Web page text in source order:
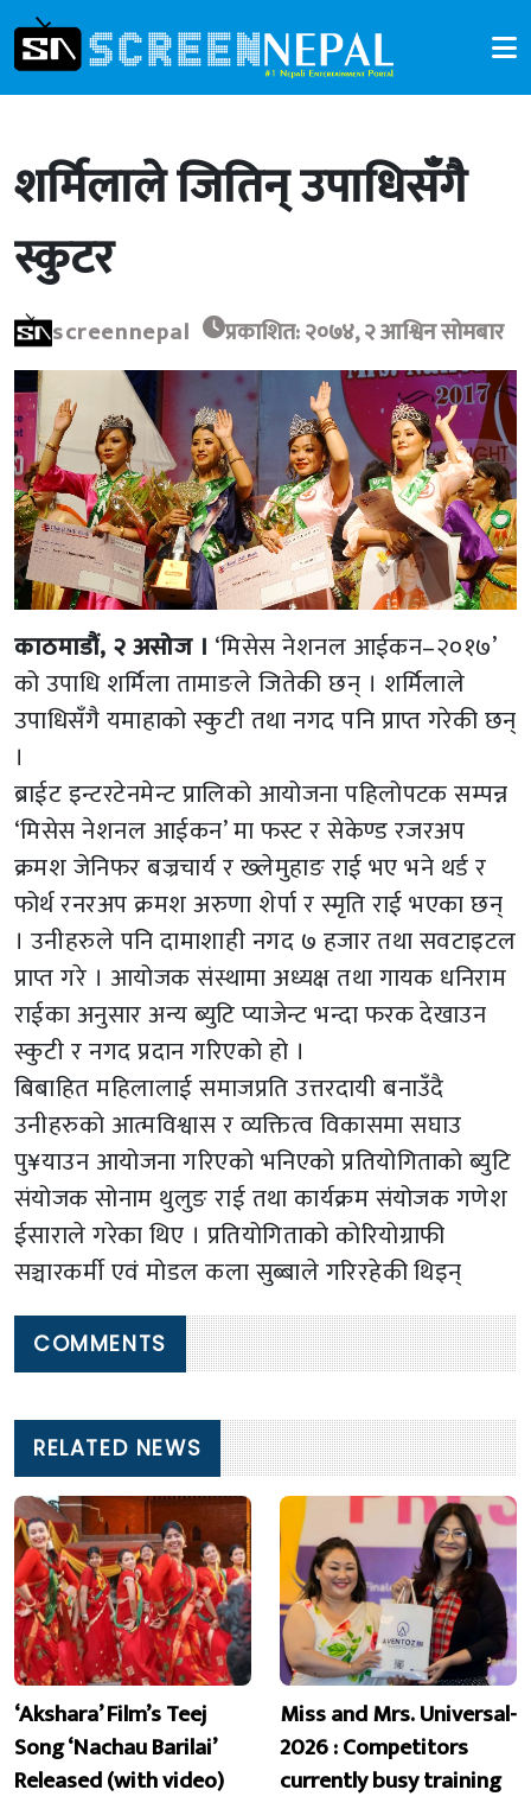
शर्मिलाले जितिन् उपाधिसँगै
स्कुटर
screennepal प्रकाशित: २०७४, २ आश्विन सोमबार
काठमाडौं, २ असोज । ‘मिसेस नेशनल आईकन–२०१७’
को उपाधि शर्मिला तामाङले जितेकी छन् । शर्मिलाले
उपाधिसँगै यमाहाको स्कुटी तथा नगद पनि प्राप्त गरेकी छन्
।
ब्राईट इन्टरटेनमेन्ट प्रालिको आयोजना पहिलोपटक सम्पन्न
‘मिसेस नेशनल आईकन’ मा फस्ट र सेकेण्ड रजरअप
क्रमश जेनिफर बज्रचार्य र ख्लेमुहाङ राई भए भने थर्ड र
फोर्थ रनरअप क्रमश अरुणा शेर्पा र स्मृति राई भएका छन्
। उनीहरुले पनि दामाशाही नगद ७ हजार तथा सवटाइटल
प्राप्त गरे । आयोजक संस्थामा अध्यक्ष तथा गायक धनिराम
राईका अनुसार अन्य ब्युटि प्याजेन्ट भन्दा फरक देखाउन
स्कुटी र नगद प्रदान गरिएको हो ।
बिबाहित महिलालाई समाजप्रति उत्तरदायी बनाउँदै
उनीहरुको आत्मविश्वास र व्यक्तित्व विकासमा सघाउ
पु¥याउन आयोजना गरिएको भनिएको प्रतियोगिताको ब्युटि
संयोजक सोनाम थुलुङ राई तथा कार्यक्रम संयोजक गणेश
ईसाराले गरेका थिए । प्रतियोगिताको कोरियोग्राफी
सञ्चारकर्मी एवं मोडल कला सुब्बाले गरिरहेकी थिइन्
COMMENTS
RELATED NEWS
‘Akshara’ Film’s Teej
Song ‘Nachau Barilai’
Released (with video)
Miss and Mrs. Universal-
2026 : Competitors
currently busy training